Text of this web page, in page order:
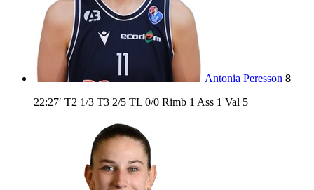
Antonia Peresson 8
22:27′ T2 1/3 T3 2/5 TL 0/0 Rimb 1 Ass 1 Val 5